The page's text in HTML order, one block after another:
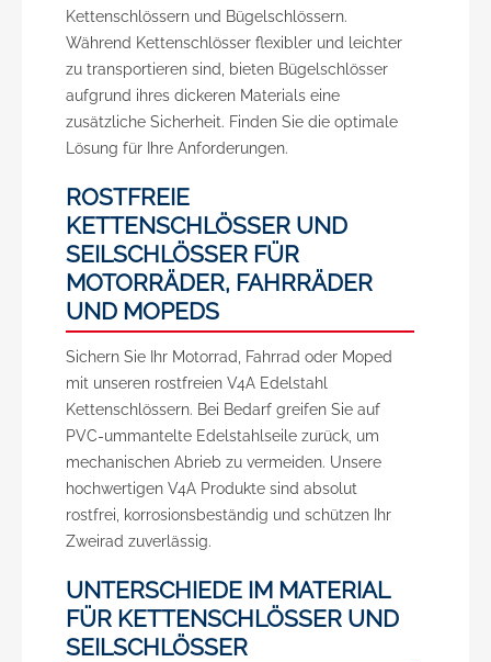
Kettenschlössern und Bügelschlössern.
Während Kettenschlösser flexibler und leichter
zu transportieren sind, bieten Bügelschlösser
aufgrund ihres dickeren Materials eine
zusätzliche Sicherheit. Finden Sie die optimale
Lösung für Ihre Anforderungen.
ROSTFREIE
KETTENSCHLÖSSER UND
SEILSCHLÖSSER FÜR
MOTORRÄDER, FAHRRÄDER
UND MOPEDS
Sichern Sie Ihr Motorrad, Fahrrad oder Moped
mit unseren rostfreien V4A Edelstahl
Kettenschlössern. Bei Bedarf greifen Sie auf
PVC-ummantelte Edelstahlseile zurück, um
mechanischen Abrieb zu vermeiden. Unsere
hochwertigen V4A Produkte sind absolut
rostfrei, korrosionsbeständig und schützen Ihr
Zweirad zuverlässig.
UNTERSCHIEDE IM MATERIAL
FÜR KETTENSCHLÖSSER UND
SEILSCHLÖSSER